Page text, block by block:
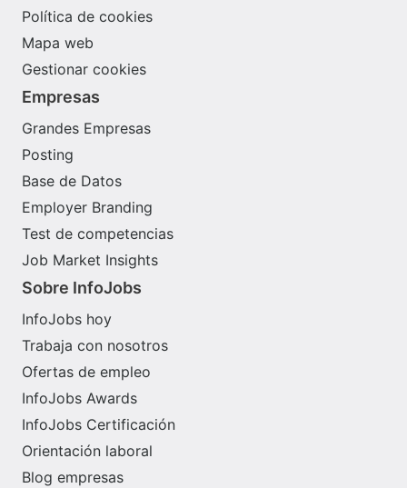
Política de cookies
Mapa web
Gestionar cookies
Empresas
Grandes Empresas
Posting
Base de Datos
Employer Branding
Test de competencias
Job Market Insights
Sobre InfoJobs
InfoJobs hoy
Trabaja con nosotros
Ofertas de empleo
InfoJobs Awards
InfoJobs Certificación
Orientación laboral
Blog empresas